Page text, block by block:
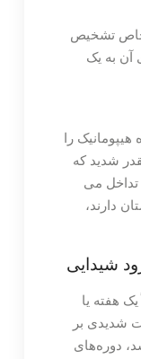
خاص تشخیص
آن به یک
هیپومانیک را
شدید که
تداخل می
دارند،
شیدایی
یک هفته یا
شدیدی بر
دوره‌های